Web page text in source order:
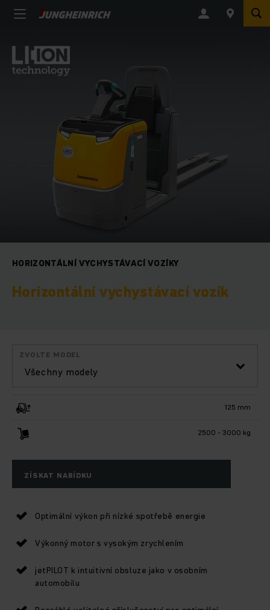
HORIZONTÁLNÍ VYCHYSTÁVACÍ VOZÍKY
Horizontální vychystávací vozík
Všechny modely
ZVOLTE MODEL
125 mm
2500 - 3000 kg
ZÍSKAT NABÍDKU
Optimální výkon při nízké spotřebě energie
Výkonný motor s vysokým zrychlením
jetPILOT k intuitivní obsluze jako v osobním
automobilu